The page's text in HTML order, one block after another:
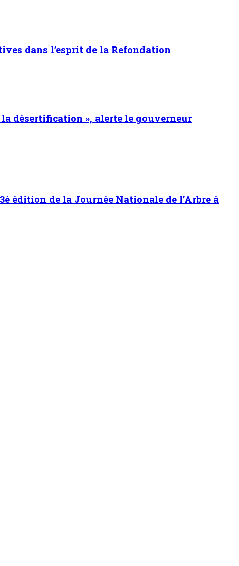
dans l’esprit de la Refondation
désertification », alerte le gouverneur
édition de la Journée Nationale de l’Arbre à